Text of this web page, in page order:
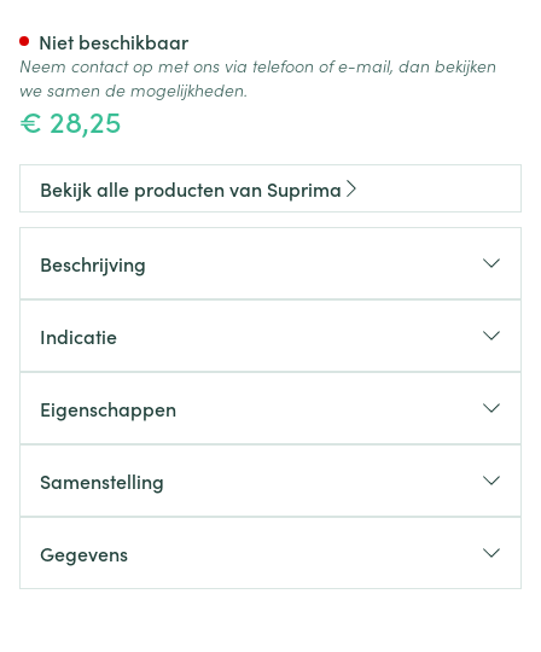
€ 28,25
Niet beschikbaar
Neem contact op met ons via telefoon of e-mail, dan bekijken
we samen de mogelijkheden.
Bekijk alle producten van Suprima
Beschrijving
Indicatie
Eigenschappen
Sluiting
Kleur
Verpakking
Samenstelling
Gegevens